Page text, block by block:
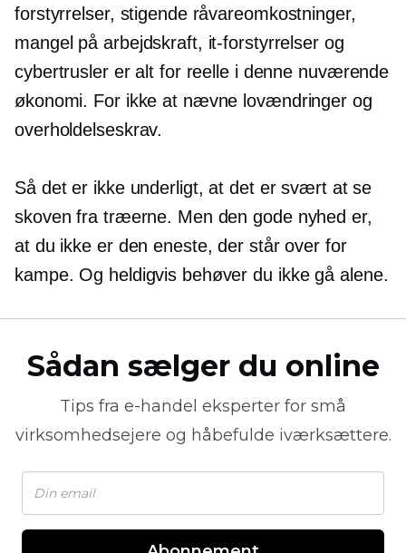
forstyrrelser, stigende råvareomkostninger,
mangel på arbejdskraft, it-forstyrrelser og
cybertrusler er alt for reelle i denne nuværende
økonomi. For ikke at nævne lovændringer og
overholdelseskrav.
Så det er ikke underligt, at det er svært at se
skoven fra træerne. Men den gode nyhed er,
at du ikke er den eneste, der står over for
kampe. Og heldigvis behøver du ikke gå alene.
Sådan sælger du online
Tips fra e-handel eksperter for små
virksomhedsejere og håbefulde iværksættere.